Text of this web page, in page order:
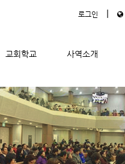
로그인 |
교회학교 사역소개